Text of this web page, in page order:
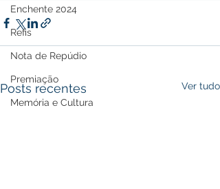
Enchente 2024
Refis
Nota de Repúdio
Premiação
Memória e Cultura
Posts recentes Ver tudo